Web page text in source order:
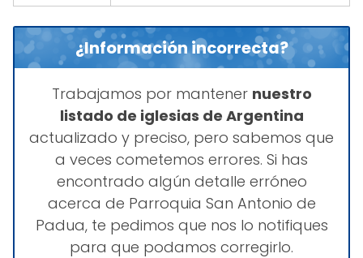
¿Información incorrecta?
Trabajamos por mantener nuestro
listado de iglesias de Argentina
actualizado y preciso, pero sabemos que
a veces cometemos errores. Si has
encontrado algún detalle erróneo
acerca de Parroquia San Antonio de
Padua, te pedimos que nos lo notifiques
para que podamos corregirlo.